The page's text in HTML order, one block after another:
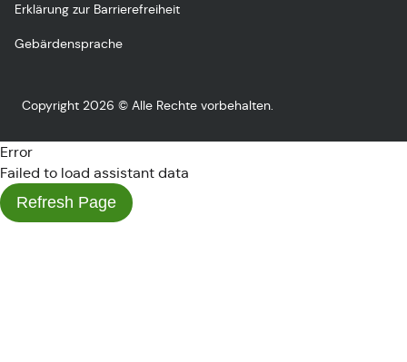
Erklärung zur Barrierefreiheit
Gebärdensprache
Copyright 2026 © Alle Rechte vorbehalten.
Error
Failed to load assistant data
Refresh Page